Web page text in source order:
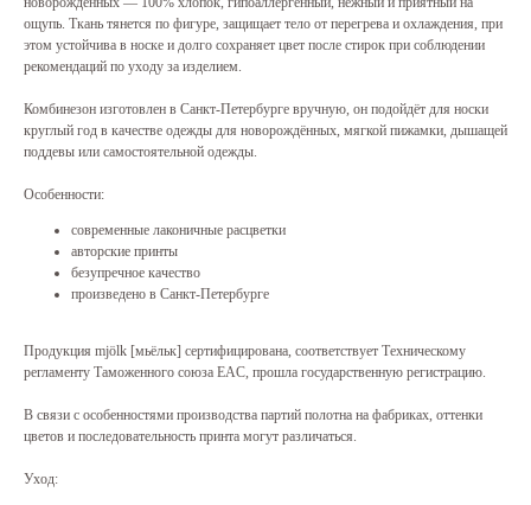
ощупь. Ткань тянется по фигуре, защищает тело от перегрева и охлаждения, при
этом устойчива в носке и долго сохраняет цвет после стирок при соблюдении
рекомендаций по уходу за изделием.
Комбинезон изготовлен в Санкт-Петербурге вручную, он подойдёт для носки
круглый год в качестве одежды для новорождённых, мягкой пижамки, дышащей
поддевы или самостоятельной одежды.
Особенности:
современные лаконичные расцветки
авторские принты
безупречное качество
произведено в Санкт-Петербурге
Продукция mjölk [мьёльк] сертифицирована, соответствует Техническому
регламенту Таможенного союза EAC, прошла государственную регистрацию.
В связи с особенностями производства партий полотна на фабриках, оттенки
цветов и последовательность принта могут различаться.
Уход: